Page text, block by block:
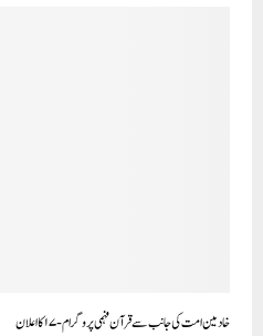
خادمین امت کی جانب سے قرآن فہمی پروگرام-۱۷ کا اعلان